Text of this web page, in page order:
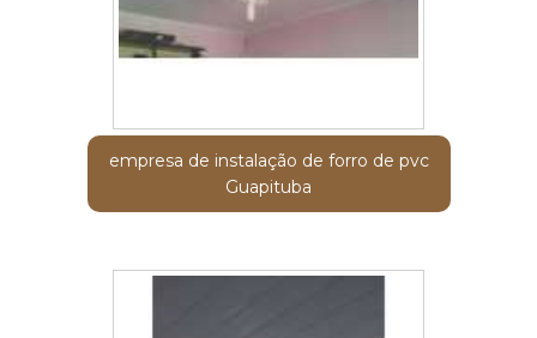
empresa de instalação de forro de pvc
Guapituba